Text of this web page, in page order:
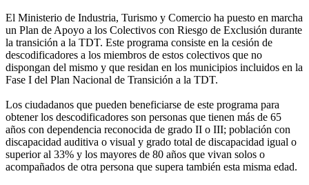
El Ministerio de Industria, Turismo y Comercio ha puesto en marcha
un Plan de Apoyo a los Colectivos con Riesgo de Exclusión durante
la transición a la TDT. Este programa consiste en la cesión de
descodificadores a los miembros de estos colectivos que no
dispongan del mismo y que residan en los municipios incluidos en la
Fase I del Plan Nacional de Transición a la TDT.
Los ciudadanos que pueden beneficiarse de este programa para
obtener los descodificadores son personas que tienen más de 65
años con dependencia reconocida de grado II o III; población con
discapacidad auditiva o visual y grado total de discapacidad igual o
superior al 33% y los mayores de 80 años que vivan solos o
acompañados de otra persona que supera también esta misma edad.